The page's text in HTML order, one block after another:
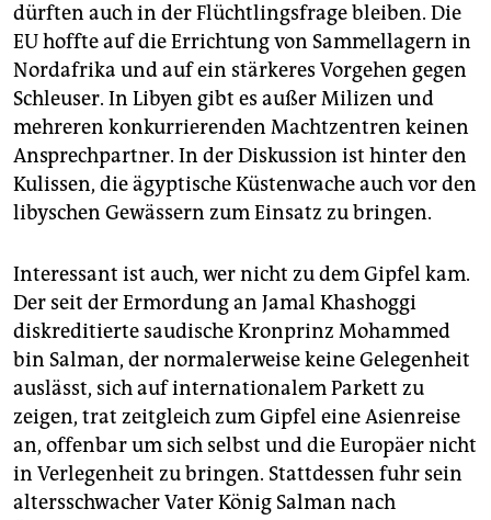
dürften auch in der Flüchtlingsfrage bleiben. Die
EU hoffte auf die Errichtung von Sammellagern in
Nordafrika und auf ein stärkeres Vorgehen gegen
Schleuser. In Libyen gibt es außer Milizen und
mehreren konkurrierenden Machtzentren keinen
Ansprechpartner. In der Diskussion ist hinter den
Kulissen, die ägyptische Küstenwache auch vor den
libyschen Gewässern zum Einsatz zu bringen.
Interessant ist auch, wer nicht zu dem Gipfel kam.
Der seit der Ermordung an Jamal Khashoggi
diskreditierte saudische Kronprinz Mohammed
bin Salman, der normalerweise keine Gelegenheit
auslässt, sich auf internationalem Parkett zu
zeigen, trat zeitgleich zum Gipfel eine Asienreise
an, offenbar um sich selbst und die Europäer nicht
in Verlegenheit zu bringen. Stattdessen fuhr sein
altersschwacher Vater König Salman nach